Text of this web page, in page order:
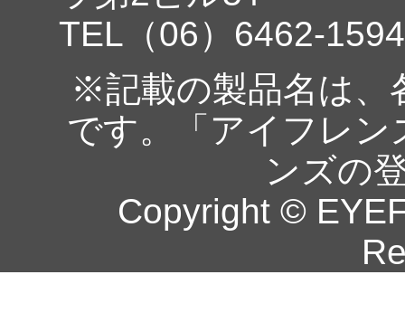
TEL（06）6462-
※記載の製品名は、
です。「アイフレ
ンズの
Copyright ©